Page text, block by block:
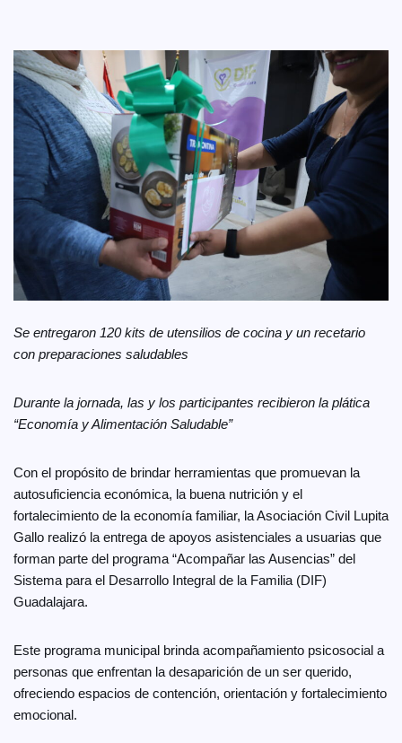
Se entregaron 120 kits de utensilios de cocina y un recetario
con preparaciones saludables
Durante la jornada, las y los participantes recibieron la plática
“Economía y Alimentación Saludable”
Con el propósito de brindar herramientas que promuevan la
autosuficiencia económica, la buena nutrición y el
fortalecimiento de la economía familiar, la Asociación Civil Lupita
Gallo realizó la entrega de apoyos asistenciales a usuarias que
forman parte del programa “Acompañar las Ausencias” del
Sistema para el Desarrollo Integral de la Familia (DIF)
Guadalajara.
Este programa municipal brinda acompañamiento psicosocial a
personas que enfrentan la desaparición de un ser querido,
ofreciendo espacios de contención, orientación y fortalecimiento
emocional.